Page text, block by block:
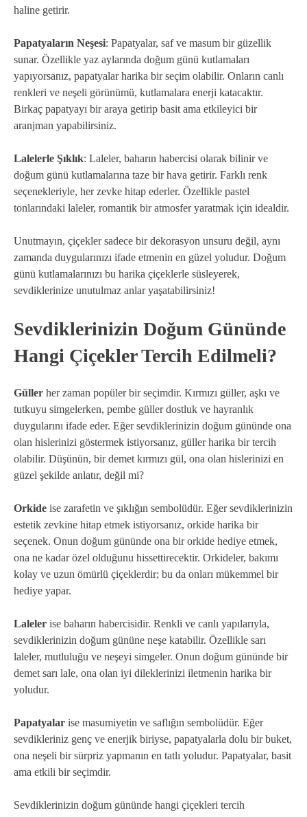
haline getirir.
Papatyaların Neşesi: Papatyalar, saf ve masum bir güzellik
sunar. Özellikle yaz aylarında doğum günü kutlamaları
yapıyorsanız, papatyalar harika bir seçim olabilir. Onların canlı
renkleri ve neşeli görünümü, kutlamalara enerji katacaktır.
Birkaç papatyayı bir araya getirip basit ama etkileyici bir
aranjman yapabilirsiniz.
Lalelerle Şıklık: Laleler, baharın habercisi olarak bilinir ve
doğum günü kutlamalarına taze bir hava getirir. Farklı renk
seçenekleriyle, her zevke hitap ederler. Özellikle pastel
tonlarındaki laleler, romantik bir atmosfer yaratmak için idealdir.
Unutmayın, çiçekler sadece bir dekorasyon unsuru değil, aynı
zamanda duygularınızı ifade etmenin en güzel yoludur. Doğum
günü kutlamalarınızı bu harika çiçeklerle süsleyerek,
sevdiklerinize unutulmaz anlar yaşatabilirsiniz!
Sevdiklerinizin Doğum Gününde
Hangi Çiçekler Tercih Edilmeli?
Güller her zaman popüler bir seçimdir. Kırmızı güller, aşkı ve
tutkuyu simgelerken, pembe güller dostluk ve hayranlık
duygularını ifade eder. Eğer sevdiklerinizin doğum gününde ona
olan hislerinizi göstermek istiyorsanız, güller harika bir tercih
olabilir. Düşünün, bir demet kırmızı gül, ona olan hislerinizi en
güzel şekilde anlatır, değil mi?
Orkide ise zarafetin ve şıklığın sembolüdür. Eğer sevdiklerinizin
estetik zevkine hitap etmek istiyorsanız, orkide harika bir
seçenek. Onun doğum gününde ona bir orkide hediye etmek,
ona ne kadar özel olduğunu hissettirecektir. Orkideler, bakımı
kolay ve uzun ömürlü çiçeklerdir; bu da onları mükemmel bir
hediye yapar.
Laleler ise baharın habercisidir. Renkli ve canlı yapılarıyla,
sevdiklerinizin doğum gününe neşe katabilir. Özellikle sarı
laleler, mutluluğu ve neşeyi simgeler. Onun doğum gününde bir
demet sarı lale, ona olan iyi dileklerinizi iletmenin harika bir
yoludur.
Papatyalar ise masumiyetin ve saflığın sembolüdür. Eğer
sevdikleriniz genç ve enerjik biriyse, papatyalarla dolu bir buket,
ona neşeli bir sürpriz yapmanın en tatlı yoludur. Papatyalar, basit
ama etkili bir seçimdir.
Sevdiklerinizin doğum gününde hangi çiçekleri tercih